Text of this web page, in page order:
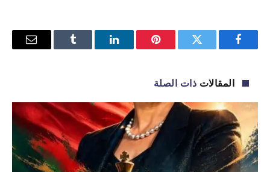
فيسبوك تويتر بينتيريستلينكدإن Tumblr
البريد
المقالات ذات الصلة